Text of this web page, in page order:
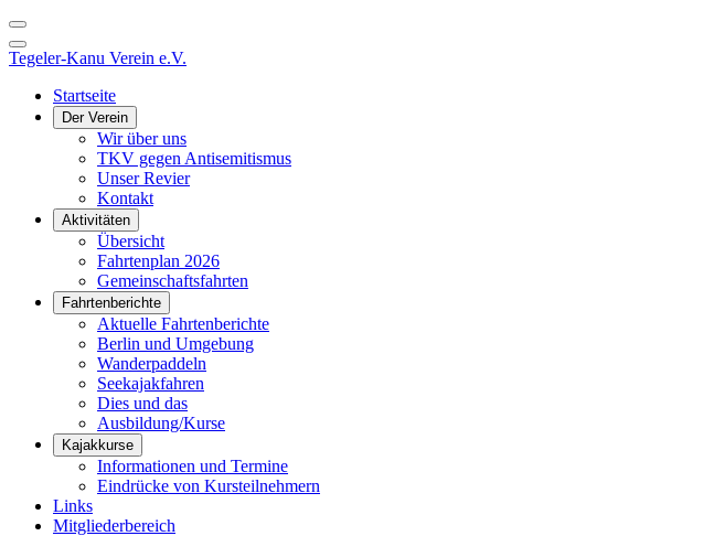
Tegeler-Kanu Verein e.V.
Startseite
Der Verein
Wir über uns
TKV gegen Antisemitismus
Unser Revier
Kontakt
Aktivitäten
Übersicht
Fahrtenplan 2026
Gemeinschaftsfahrten
Fahrtenberichte
Aktuelle Fahrtenberichte
Berlin und Umgebung
Wanderpaddeln
Seekajakfahren
Dies und das
Ausbildung/Kurse
Kajakkurse
Informationen und Termine
Eindrücke von Kursteilnehmern
Links
Mitgliederbereich